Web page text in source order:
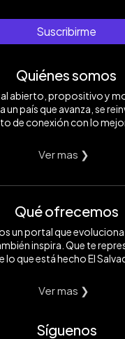
Suscribirme
Quiénes somos
abierto, propositivo y
un país que avanza, se
de conexión con lo
Ver mas ❯
Qué ofrecemos
un portal que
inspira. Que te
lo que está hecho El
Ver mas ❯
Síguenos